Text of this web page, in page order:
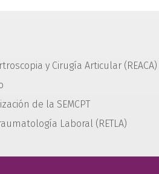
y Cirugía Articular (REACA)
de la SEMCPT
Laboral (RETLA)